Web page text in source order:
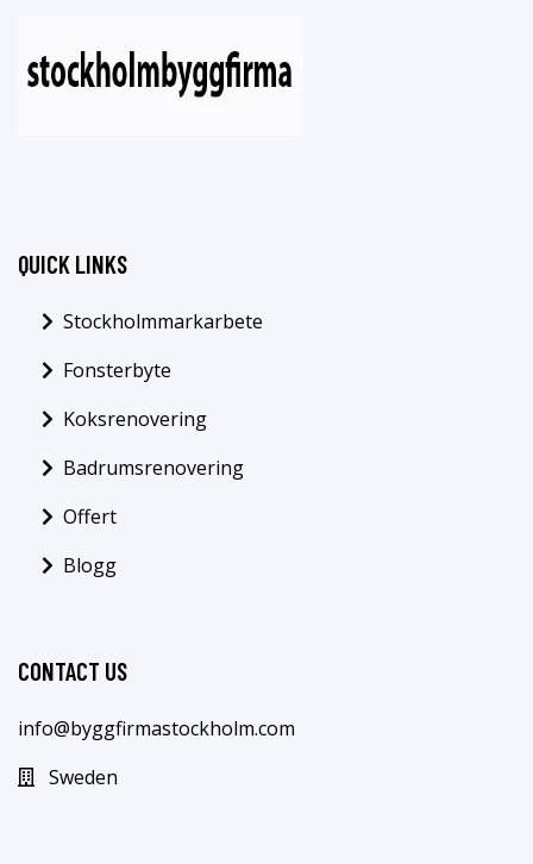
QUICK LINKS
Stockholmmarkarbete
Fonsterbyte
Koksrenovering
Badrumsrenovering
Offert
Blogg
CONTACT US
info@byggfirmastockholm.com
Sweden